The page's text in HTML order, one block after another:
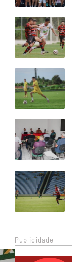
Publicidade